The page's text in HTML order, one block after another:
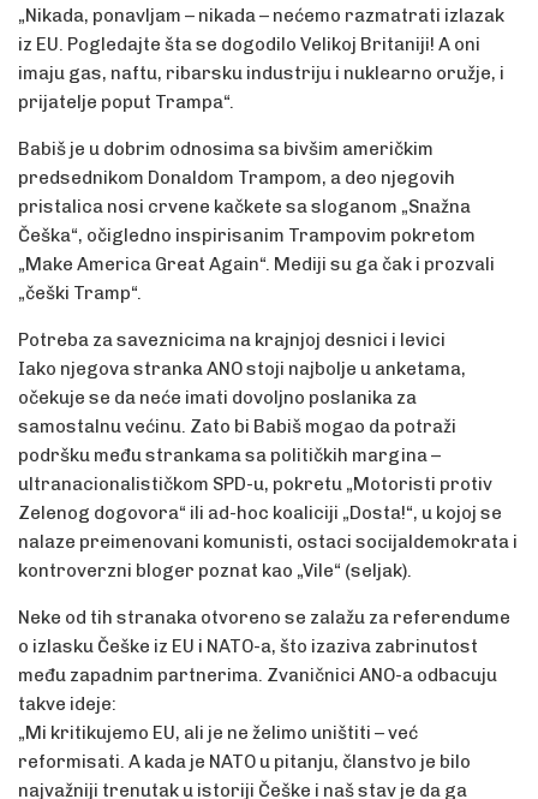
„Nikada, ponavljam – nikada – nećemo razmatrati izlazak
iz EU. Pogledajte šta se dogodilo Velikoj Britaniji! A oni
imaju gas, naftu, ribarsku industriju i nuklearno oružje, i
prijatelje poput Trampa“.
Babiš je u dobrim odnosima sa bivšim američkim
predsednikom Donaldom Trampom, a deo njegovih
pristalica nosi crvene kačkete sa sloganom „Snažna
Češka“, očigledno inspirisanim Trampovim pokretom
„Make America Great Again“. Mediji su ga čak i prozvali
„češki Tramp“.
Potreba za saveznicima na krajnjoj desnici i levici
Iako njegova stranka ANO stoji najbolje u anketama,
očekuje se da neće imati dovoljno poslanika za
samostalnu većinu. Zato bi Babiš mogao da potraži
podršku među strankama sa političkih margina –
ultranacionalističkom SPD-u, pokretu „Motoristi protiv
Zelenog dogovora“ ili ad-hoc koaliciji „Dosta!“, u kojoj se
nalaze preimenovani komunisti, ostaci socijaldemokrata i
kontroverzni bloger poznat kao „Vile“ (seljak).
Neke od tih stranaka otvoreno se zalažu za referendume
o izlasku Češke iz EU i NATO-a, što izaziva zabrinutost
među zapadnim partnerima. Zvaničnici ANO-a odbacuju
takve ideje:
„Mi kritikujemo EU, ali je ne želimo uništiti – već
reformisati. A kada je NATO u pitanju, članstvo je bilo
najvažniji trenutak u istoriji Češke i naš stav je da ga